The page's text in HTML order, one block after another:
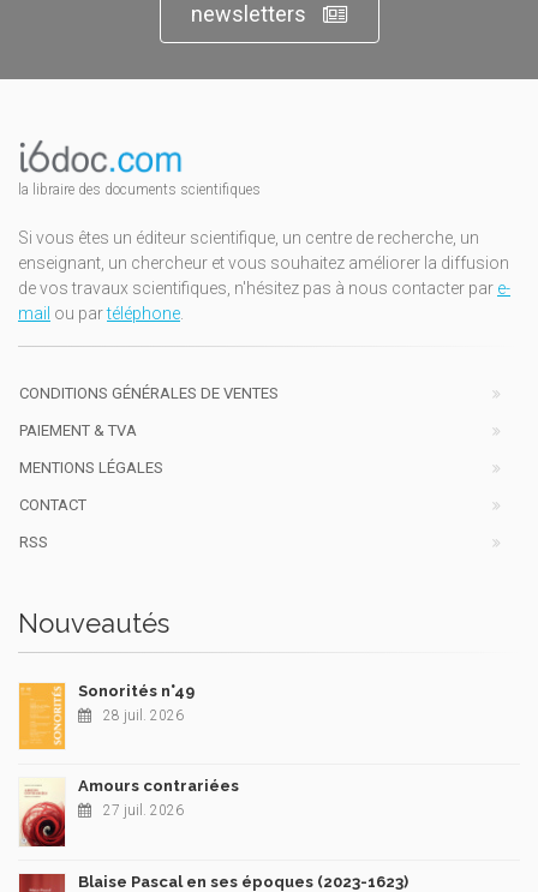
newsletters
la libraire des documents scientifiques
Si vous êtes un éditeur scientifique, un centre de recherche, un
enseignant, un chercheur et vous souhaitez améliorer la diffusion
de vos travaux scientifiques, n'hésitez pas à nous contacter par e-
mail ou partéléphone
CONDITIONS GÉNÉRALES DE VENTES
PAIEMENT & TVA
MENTIONS LÉGALES
CONTACT
RSS
Nouveautés
Sonorités n°49
28 juil. 2026
Amours contrariées
27 juil. 2026
Blaise Pascal en ses époques (2023-1623)